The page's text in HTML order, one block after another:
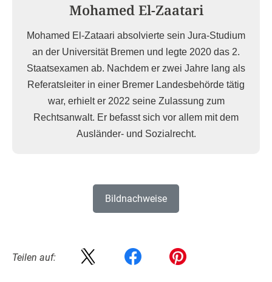
Mohamed El-Zaatari
Mohamed El-Zataari absolvierte sein Jura-Studium
an der Universität Bremen und legte 2020 das 2.
Staatsexamen ab. Nachdem er zwei Jahre lang als
Referatsleiter in einer Bremer Landesbehörde tätig
war, erhielt er 2022 seine Zulassung zum
Rechtsanwalt. Er befasst sich vor allem mit dem
Ausländer- und Sozialrecht.
Bildnachweise
Teilen auf: